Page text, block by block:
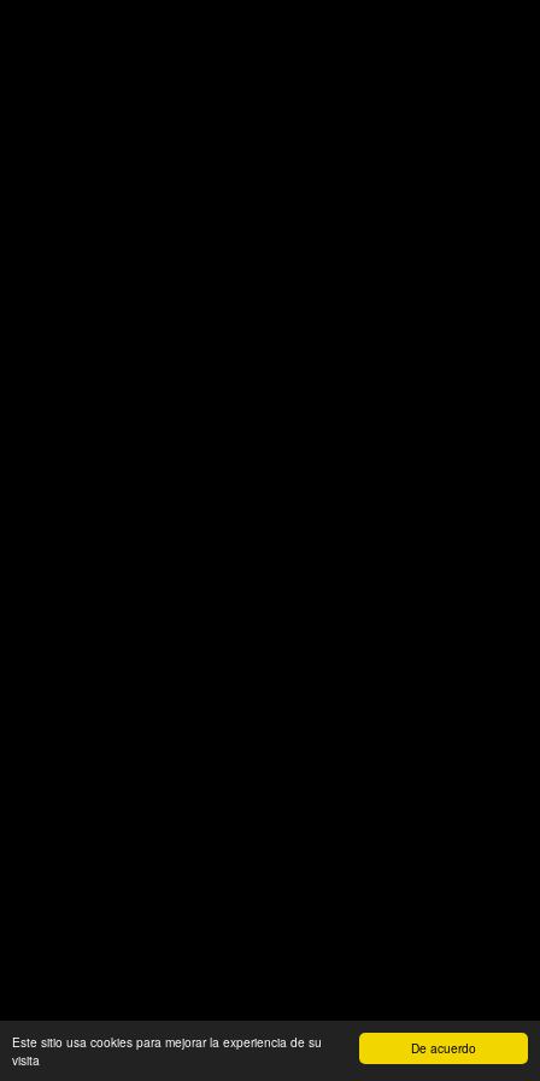
De acuerdo
Este sitio usa cookies para mejorar la experiencia de su
visita